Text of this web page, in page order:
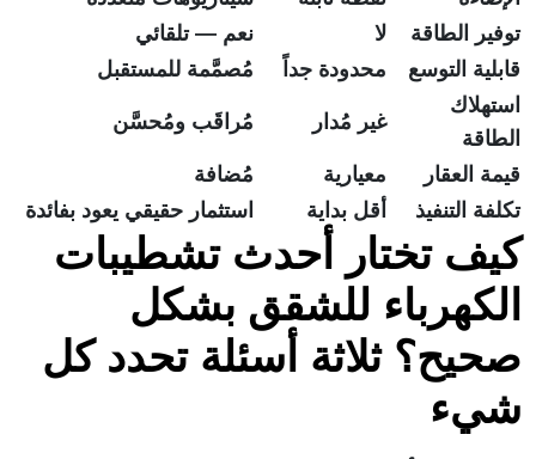
توفير الطاقة
لا
نعم — تلقائي
قابلية التوسع
محدودة جداً
مُصمَّمة للمستقبل
استهلاك
الطاقة
غير مُدار مُراقَب ومُحسَّن
قيمة العقار معيارية
مُضافة
تكلفة التنفيذ
أقل بداية استثمار حقيقي يعود بفائدة
كيف تختار أحدث تشطيبات
الكهرباء للشقق بشكل
صحيح؟ ثلاثة أسئلة تحدد كل
شيء